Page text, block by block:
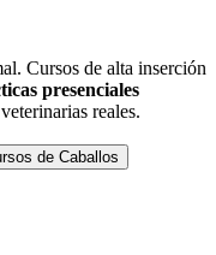
Cursos de alta inserción
presenciales
reales.
de Caballos